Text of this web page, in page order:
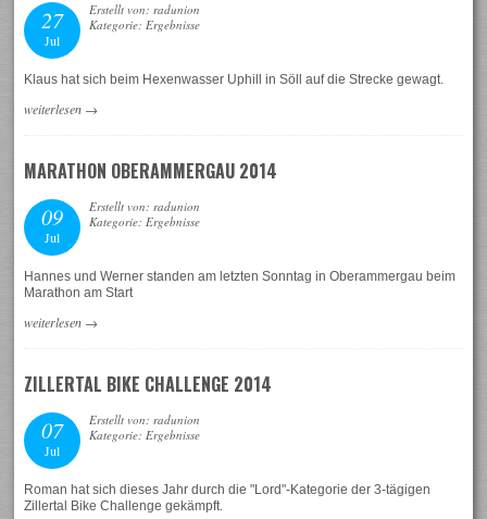
27
Jul
Erstellt von: radunion
Kategorie: Ergebnisse
Klaus hat sich beim Hexenwasser Uphill in Söll auf die Strecke gewagt.
weiterlesen →
MARATHON OBERAMMERGAU 2014
09
Jul
Erstellt von: radunion
Kategorie: Ergebnisse
Hannes und Werner standen am letzten Sonntag in Oberammergau beim
Marathon am Start
weiterlesen →
ZILLERTAL BIKE CHALLENGE 2014
07
Jul
Erstellt von: radunion
Kategorie: Ergebnisse
Roman hat sich dieses Jahr durch die "Lord"-Kategorie der 3-tägigen
Zillertal Bike Challenge gekämpft.